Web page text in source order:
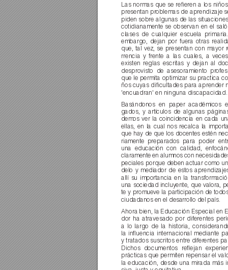
Las normas que se reﬁeren a los
presentan problemas de aprendizaje
piden sobre algunas de las
cotidianamente se observan en el
clases de cualquier escuela
embargo, dejan por fuera otras
que, tal vez, se presentan con mayor r
rrencia y frente a las cuales, a
existen reglas escritas y dejan al
desprovisto de asesoramiento pr
que le permita optimizar su practica
ños cuyas diﬁcultades para aprender
'encuadran' en ninguna discapacidad.
Basándonos en paper académicos
gados, y artículos de algunas
demos ver la coincidencia en cada
ellas, en la cual nos recalca la
que hay de que los docentes estén
riamente preparados para poder entr
una educación con calidad,
claramente en alumnos con
peciales porque deben actuar como
delo y mediador de estos
allí su importancia en la transfor
una sociedad incluyente, que valora,
te y promueve la participación de
ciudadanos en el desarrollo del país.
Ahora bien, la Educación Especial en
dor ha atravesado por diferentes
a lo largo de la historia,
la inﬂuencia internacional mediante
y tratados suscritos entre diferentes
Dichos documentos reﬂejan
prácticas que permiten repensar el
la educación, desde una mirada más